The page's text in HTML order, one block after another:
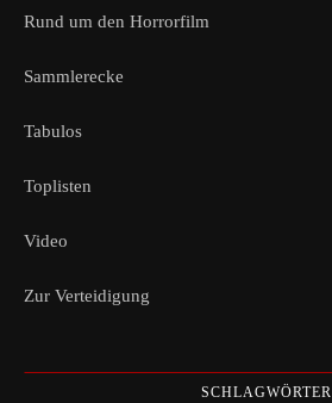
Rund um den Horrorfilm
Sammlerecke
Tabulos
Toplisten
Video
Zur Verteidigung
SCHLAGWÖRTER